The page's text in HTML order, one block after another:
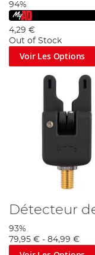
94%
4,29 €
Out of Stock
Voir Les Options
Détecteur
93%
79,95 € - 84,99 €